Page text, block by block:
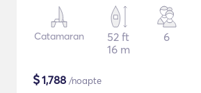
Catamaran
52 ft
16 m
6
$1,788 /noapte